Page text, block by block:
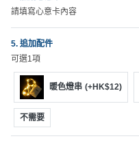
會
及
拍
拖
餐
廳
BBQ
請填寫心意卡內容
5. 追加配件
可選1項
暖色燈串 (+HK$12)
不需要